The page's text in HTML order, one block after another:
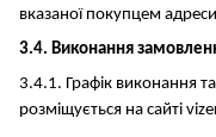
вказаної покупцем
3.4. Виконання
3.4.1. Графік виконання
розміщується на сайті